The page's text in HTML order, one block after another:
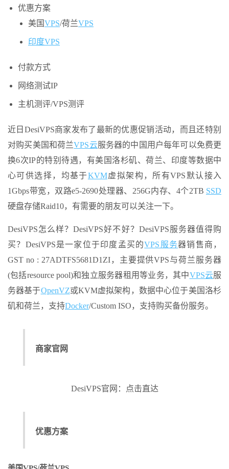
优惠方案
美国VPS/荷兰VPS
印度VPS
付款方式
网络测试IP
主机测评/VPS测评
近日DesiVPS商家发布了最新的优惠促销活动，而且还特别
对购买美国和荷兰VPS云服务器的中国用户每年可以免费更
换6次IP的特别待遇，有美国洛杉矶、荷兰、印度等数据中
心可供选择，均基于KVM虚拟架构，所有VPS默认接入
1Gbps带宽，双路e5-2690处理器、256G内存、4个2TB SSD
硬盘存储Raid10，有需要的朋友可以关注一下。
DesiVPS怎么样？DesiVPS好不好？DesiVPS服务器值得购
买？DesiVPS是一家位于印度孟买的VPS服务器销售商，
GST no : 27ADTFS5681D1ZI，主要提供VPS与荷兰服务器
(包括resource pool)和独立服务器租用等业务，其中VPS云服
务器基于OpenVZ或KVM虚拟架构，数据中心位于美国洛杉
矶和荷兰，支持Docker/Custom ISO，支持购买备份服务。
商家官网
DesiVPS官网：点击直达
优惠方案